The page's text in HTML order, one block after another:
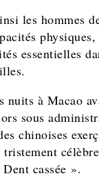
les hommes
essentielles
nuits à Macao
sous
chinoises
cassée ».